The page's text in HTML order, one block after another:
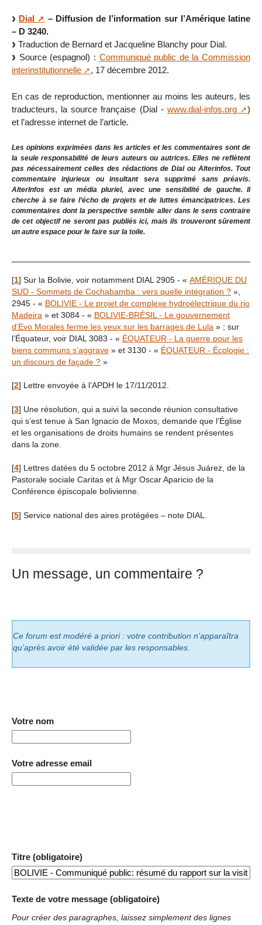
Dial
– Diffusion de l’information sur l’Amérique latine
– D 3240.
Traduction de Bernard et Jacqueline Blanchy pour Dial.
Source (espagnol) : Communiqué public de la Commission
interinstitutionnelle
, 17 décembre 2012.
En cas de reproduction, mentionner au moins les auteurs, les
traducteurs, la source française (Dial - www.dial-infos.org
)
et l’adresse internet de l’article.
Les opinions exprimées dans les articles et les commentaires sont de
la seule responsabilité de leurs auteurs ou autrices. Elles ne reflètent
pas nécessairement celles des rédactions de Dial ou Alterinfos. Tout
commentaire injurieux ou insultant sera supprimé sans préavis.
AlterInfos est un média pluriel, avec une sensibilité de gauche. Il
cherche à se faire l’écho de projets et de luttes émancipatrices. Les
commentaires dont la perspective semble aller dans le sens contraire
de cet objectif ne seront pas publiés ici, mais ils trouveront sûrement
un autre espace pour le faire sur la toile.
[1] Sur la Bolivie, voir notamment DIAL 2905 - « AMÉRIQUE DU
SUD - Sommets de Cochabamba : vers quelle intégration ? »,
2945 - « BOLIVIE - Le projet de complexe hydroélectrique du rio
Madeira » et 3084 - « BOLIVIE-BRÉSIL - Le gouvernement
d’Evo Morales ferme les yeux sur les barrages de Lula » ; sur
l’Équateur, voir DIAL 3083 - « ÉQUATEUR - La guerre pour les
biens communs s’aggrave » et 3130 - « ÉQUATEUR - Écologie :
un discours de façade ? »
[2] Lettre envoyée à l’APDH le 17/11/2012.
[3] Une résolution, qui a suivi la seconde réunion consultative
qui s’est tenue à San Ignacio de Moxos, demande que l’Église
et les organisations de droits humains se rendent présentes
dans la zone.
[4] Lettres datées du 5 octobre 2012 à Mgr Jésus Juárez, de la
Pastorale sociale Caritas et à Mgr Oscar Aparicio de la
Conférence épiscopale bolivienne.
[5] Service national des aires protégées – note DIAL.
Un message, un commentaire ?
Ce forum est modéré a priori : votre contribution n’apparaîtra
qu’après avoir été validée par les responsables.
Votre nom
Votre adresse email
Titre (obligatoire)
Texte de votre message (obligatoire)
Pour créer des paragraphes, laissez simplement des lignes